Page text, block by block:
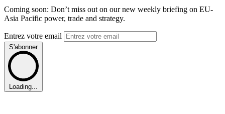
Coming soon: Don’t miss out on our new weekly briefing on EU-
Asia Pacific power, trade and strategy.
Entrez votre email
S'abonner
Loading...